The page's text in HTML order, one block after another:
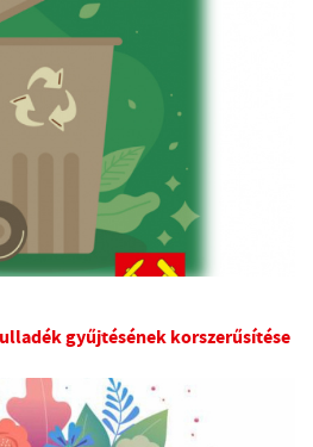
gyűjtésének korszerűsítése